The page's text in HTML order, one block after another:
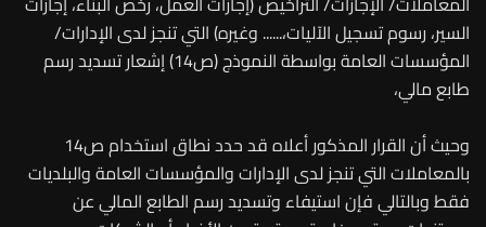
السير، رسوم تسجيل الآليات،...... وغيره) التي تنجز لدى الإدارات/
المؤسسات العامة بواسطة النموذج (ص14) إشعار تسديد رسم
طابع مالي،
وحيث أن القرار المذكور أعلاه قد حدد نطاق استخدام ص14
بالمعاملات التي تنجز لدى الإدارات والمؤسسات العامة والبلديات
فقط وبالتالي فإن استيفاء وتسديد رسم الطابع المالي عن